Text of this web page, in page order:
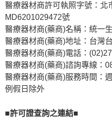
醫療器材商許可執照字號：北
MD6201029472號
醫療器材商(藥商)名稱：統一
醫療器材商(藥商)地址：台灣
醫療器材商(藥商)電話：
醫療器材商(藥商)諮詢專線：
醫療器材商(藥商)服務時間：
例假日除外
■許可證查詢之連結■